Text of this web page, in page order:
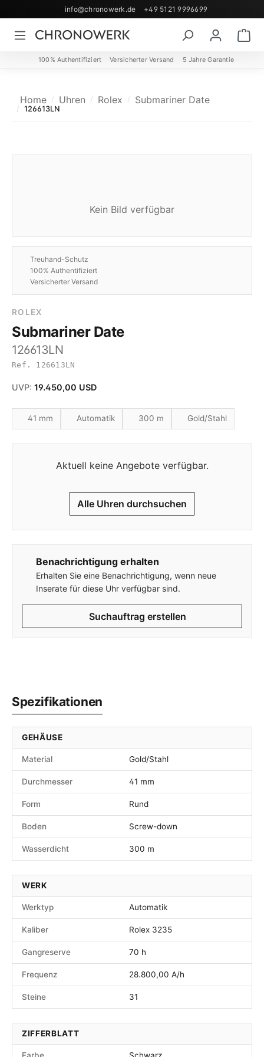
Zum Hauptinhalt springen
info@chronowerk.de +49 5121 9996699
100% Authentifiziert Versicherter Versand 5 Jahre Garantie
Home Uhren Rolex Submariner Date
126613LN
Kein Bild verfügbar
Treuhand-Schutz
100% Authentifiziert
Versicherter Versand
ROLEX
Submariner Date
126613LN
Ref. 126613LN
UVP: 19.450,00 USD
41 mm Automatik 300 m Gold/Stahl
Aktuell keine Angebote verfügbar.
Alle Uhren durchsuchen
Benachrichtigung erhalten
Erhalten Sie eine Benachrichtigung, wenn neue
Inserate für diese Uhr verfügbar sind.
Suchauftrag erstellen
Spezifikationen
GEHÄUSE
Material Gold/Stahl
Durchmesser 41 mm
Form Rund
Boden Screw-down
Wasserdicht 300 m
WERK
Werktyp Automatik
Kaliber Rolex 3235
Gangreserve 70 h
Frequenz 28.800,00 A/h
Steine 31
ZIFFERBLATT